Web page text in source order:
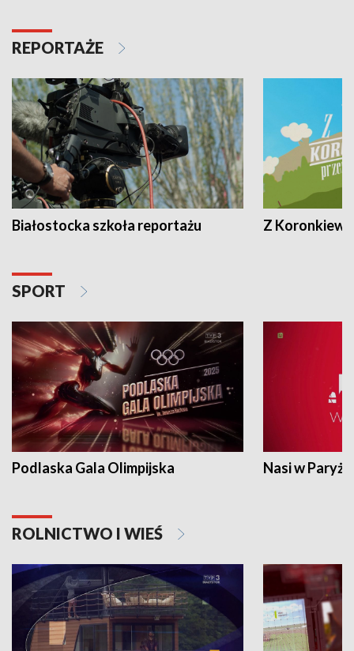
REPORTAŻE
Białostocka szkoła reportażu Z
SPORT
Podlaska Gala Olimpijska Nasi w Paryżu
ROLNICTWO I WIEŚ